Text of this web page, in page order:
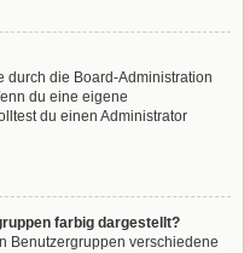
durch die Board-Administration
du eine eigene
du einen Administrator
farbig dargestellt?
Benutzergruppen verschiedene